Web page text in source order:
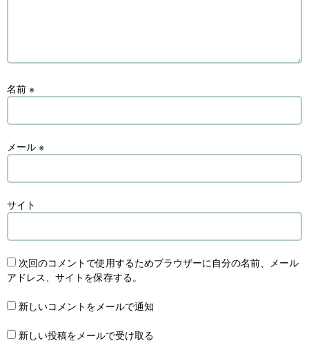
名前 ※
メール ※
サイト
次回のコメントで使用するためブラウザーに自分の名前、メール
アドレス、サイトを保存する。
新しいコメントをメールで通知
新しい投稿をメールで受け取る